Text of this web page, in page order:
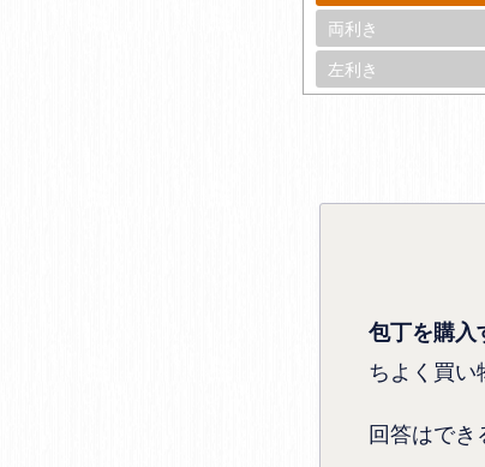
両利き
左利き
包丁を購入
ちよく買い
回答はでき